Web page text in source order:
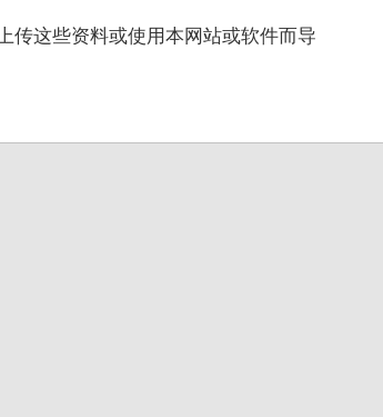
传这些资料或使用本网站或软件而导